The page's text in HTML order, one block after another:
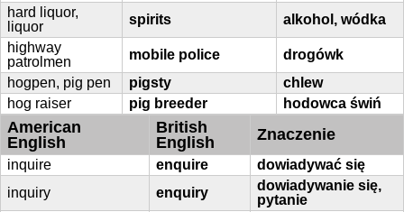
hard liquor,
liquor
spirits
alkohol, wódka
highway
patrolmen
mobile police
drogówk
hogpen, pig pen
pigsty
chlew
hog raiser
pig breeder hodowca świń
American
English
British
English
Znaczenie
inquire enquire
dowiadywać się
inquiry
enquiry
dowiadywanie się,
pytanie